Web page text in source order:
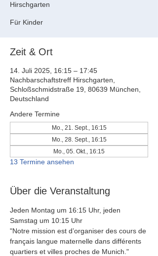
Hirschgarten
Für Kinder
Zeit & Ort
14. Juli 2025, 16:15 – 17:45
Nachbarschaftstreff Hirschgarten,
Schloßschmidstraße 19, 80639 München,
Deutschland
Andere Termine
Mo., 21. Sept., 16:15
Mo., 28. Sept., 16:15
Mo., 05. Okt., 16:15
13 Termine ansehen
Über die Veranstaltung
Jeden Montag um 16:15 Uhr, jeden
Samstag um 10:15 Uhr
"Notre mission est d’organiser des cours de
français langue maternelle dans différents
quartiers et villes proches de Munich."